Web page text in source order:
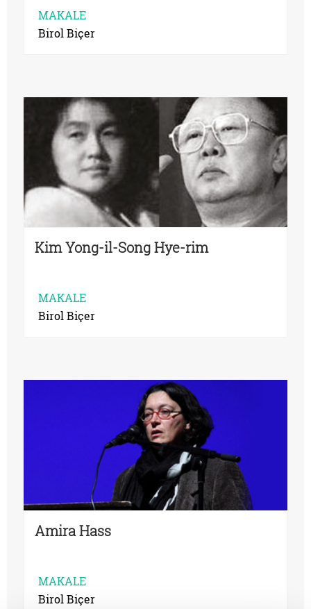
MAKALE
Birol Biçer
Kim Yong-il-Song Hye-rim
MAKALE
Birol Biçer
Amira Hass
MAKALE
Birol Biçer